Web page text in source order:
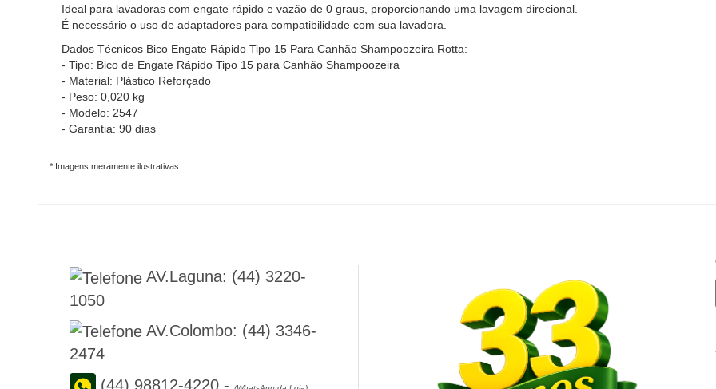
Ideal para lavadoras com engate rápido e vazão de 0 graus, proporcionando uma lavagem direcional.
É necessário o uso de adaptadores para compatibilidade com sua lavadora.
Dados Técnicos Bico Engate Rápido Tipo 15 Para Canhão Shampoozeira Rotta:
- Tipo: Bico de Engate Rápido Tipo 15 para Canhão Shampoozeira
- Material: Plástico Reforçado
- Peso: 0,020 kg
- Modelo: 2547
- Garantia: 90 dias
* Imagens meramente ilustrativas
AV.Laguna: (44) 3220-
1050
AV.Colombo: (44) 3346-
2474
(44) 98812-4220 -